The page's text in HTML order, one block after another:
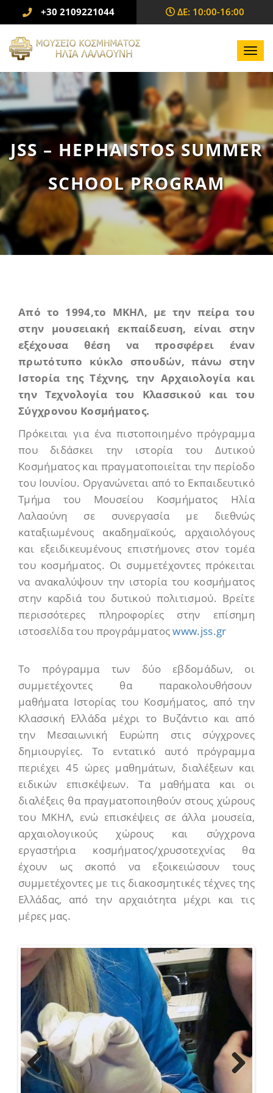
+30 2109221044 ΔΕ: 10:00-16:00
JSS – HEPHAISTOS SUMMER
SCHOOL PROGRAM
Από το 1994,το ΜΚΗΛ, με την πείρα του
στην μουσειακή εκπαίδευση, είναι στην
εξέχουσα θέση να προσφέρει έναν
πρωτότυπο κύκλο σπουδών, πάνω στην
Ιστορία της Τέχνης, την Αρχαιολογία και
την Τεχνολογία του Κλασσικού και του
Σύγχρονου Κοσμήματος.
Πρόκειται για ένα πιστοποιημένο πρόγραμμα
που διδάσκει την ιστορία του Δυτικού
Κοσμήματος και πραγματοποιείται την περίοδο
του Ιουνίου. Οργανώνεται από το Εκπαιδευτικό
Τμήμα του Μουσείου Κοσμήματος Ηλία
Λαλαούνη σε συνεργασία με διεθνώς
καταξιωμένους ακαδημαϊκούς, αρχαιολόγους
και εξειδικευμένους επιστήμονες στον τομέα
του κοσμήματος. Οι συμμετέχοντες πρόκειται
να ανακαλύψουν την ιστορία του κοσμήματος
στην καρδιά του δυτικού πολιτισμού. Βρείτε
περισσότερες πληροφορίες στην επίσημη
ιστοσελίδα του προγράμματοςwww.jss.gr
Το πρόγραμμα των δύο εβδομάδων, οι
συμμετέχοντες θα παρακολουθήσουν
μαθήματα Ιστορίας του Κοσμήματος, από την
Κλασσική Ελλάδα μέχρι το Βυζάντιο και από
την Μεσαιωνική Ευρώπη στις σύγχρονες
δημιουργίες. Το εντατικό αυτό πρόγραμμα
περιέχει 45 ώρες μαθημάτων, διαλέξεων και
ειδικών επισκέψεων. Τα μαθήματα και οι
διαλέξεις θα πραγματοποιηθούν στους χώρους
του ΜΚΗΛ, ενώ επισκέψεις σε άλλα μουσεία,
αρχαιολογικούς χώρους και σύγχρονα
εργαστήρια κοσμήματος/χρυσοτεχνίας θα
έχουν ως σκοπό να εξοικειώσουν τους
συμμετέχοντες με τις διακοσμητικές τέχνες της
Ελλάδας, από την αρχαιότητα μέχρι και τις
μέρες μας.
Previous